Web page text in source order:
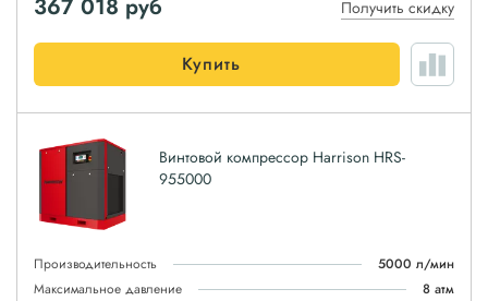
367 018 руб Получить скидку
Купить
Винтовой компрессор Harrison HRS-
955000
Производительность
5000 л/мин
Максимальное давление
8 атм